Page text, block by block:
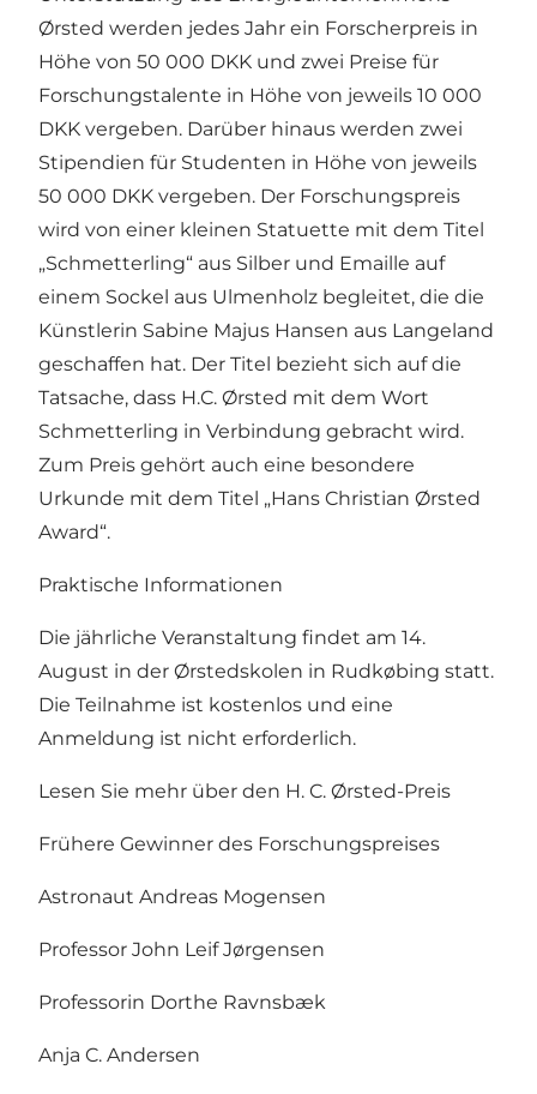
Ørsted werden jedes Jahr ein Forscherpreis in
Höhe von 50 000 DKK und zwei Preise für
Forschungstalente in Höhe von jeweils 10 000
DKK vergeben. Darüber hinaus werden zwei
Stipendien für Studenten in Höhe von jeweils
50 000 DKK vergeben. Der Forschungspreis
wird von einer kleinen Statuette mit dem Titel
„Schmetterling“ aus Silber und Emaille auf
einem Sockel aus Ulmenholz begleitet, die die
Künstlerin Sabine Majus Hansen aus Langeland
geschaffen hat. Der Titel bezieht sich auf die
Tatsache, dass H.C. Ørsted mit dem Wort
Schmetterling in Verbindung gebracht wird.
Zum Preis gehört auch eine besondere
Urkunde mit dem Titel „Hans Christian Ørsted
Award“.
Praktische Informationen
Die jährliche Veranstaltung findet am 14.
August in der Ørstedskolen in Rudkøbing statt.
Die Teilnahme ist kostenlos und eine
Anmeldung ist nicht erforderlich.
Lesen Sie mehr über den H. C. Ørsted-Preis
Frühere Gewinner des Forschungspreises
Astronaut Andreas Mogensen
Professor John Leif Jørgensen
Professorin Dorthe Ravnsbæk
Anja C. Andersen